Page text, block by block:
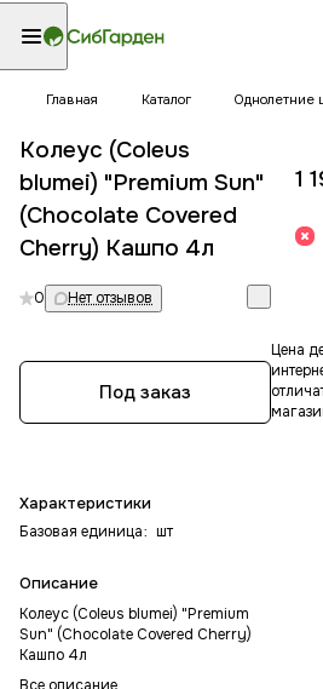
Главная Каталог Однолетние
Колеус (Coleus
blumei) "Premium Sun"
(Chocolate Covered
Cherry) Кашпо 4л
0 Нет отзывов
Под заказ
Характеристики
Базовая единица: шт
Описание
Колеус (Coleus blumei) "Premium
Sun" (Chocolate Covered Cherry)
Кашпо 4л
1
Цена